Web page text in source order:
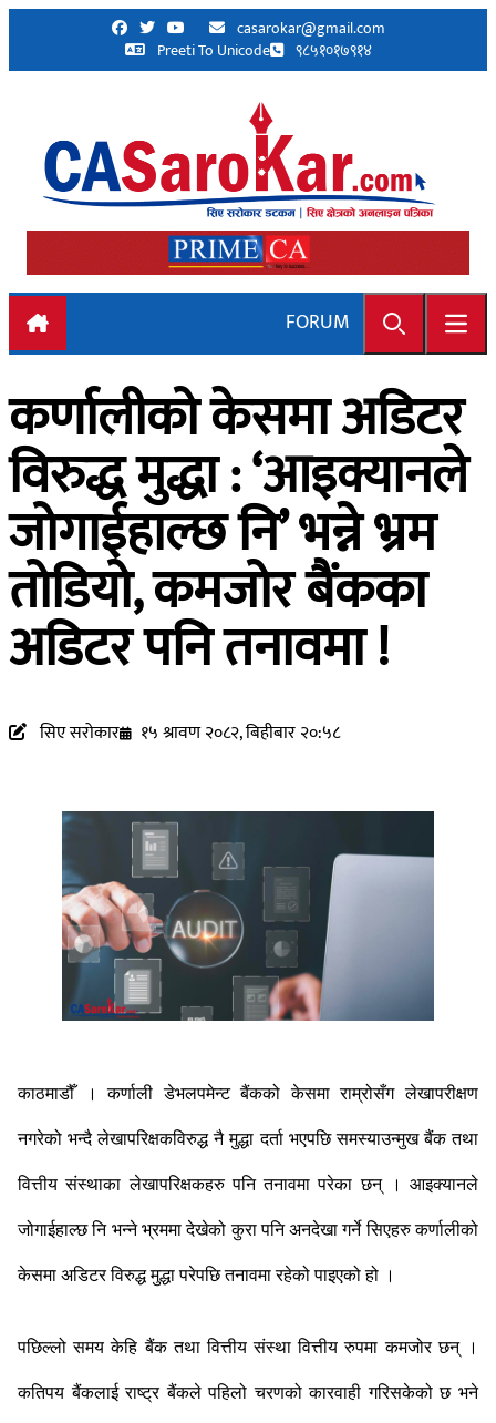
Skip to content
casarokar@gmail.com
Preeti To Unicode
९८५१०१७९१४
FORUM Search
कर्णालीको केसमा अडिटर
विरुद्ध मुद्धा : ‘आइक्यानले
जोगाईहाल्छ नि’ भन्ने भ्रम
तोडियो, कमजोर बैंकका
अडिटर पनि तनावमा !
सिए सरोकार १५ श्रावण २०८२, बिहीबार २०:५८
काठमाडौँ । कर्णाली डेभलपमेन्ट बैंकको केसमा राम्रोसँग लेखापरीक्षण
नगरेको भन्दै लेखापरिक्षकविरुद्ध नै मुद्धा दर्ता भएपछि समस्याउन्मुख बैंक तथा
वित्तीय संस्थाका लेखापरिक्षकहरु पनि तनावमा परेका छन् । आइक्यानले
जोगाईहाल्छ नि भन्ने भ्रममा देखेको कुरा पनि अनदेखा गर्ने सिएहरु कर्णालीको
केसमा अडिटर विरुद्ध मुद्धा परेपछि तनावमा रहेको पाइएको हो ।
पछिल्लो समय केहि बैंक तथा वित्तीय संस्था वित्तीय रुपमा कमजोर छन् ।
कतिपय बैंकलाई राष्ट्र बैंकले पहिलो चरणको कारवाही गरिसकेको छ भने